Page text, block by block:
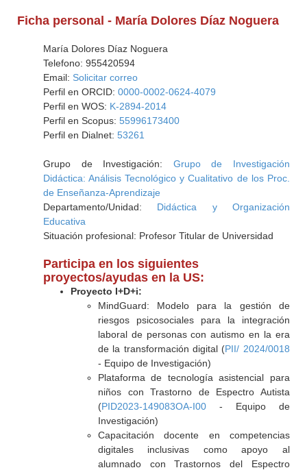
Ficha personal - María Dolores Díaz Noguera
María Dolores Díaz Noguera
Telefono: 955420594
Email: Solicitar correo
Perfil en ORCID: 0000-0002-0624-4079
Perfil en WOS: K-2894-2014
Perfil en Scopus: 55996173400
Perfil en Dialnet: 53261
Grupo de Investigación: Grupo de Investigación
Didáctica: Análisis Tecnológico y Cualitativo de los Proc.
de Enseñanza-Aprendizaje
Departamento/Unidad: Didáctica y Organización
Educativa
Situación profesional: Profesor Titular de Universidad
Participa en los siguientes
proyectos/ayudas en la US:
Proyecto I+D+i:
MindGuard: Modelo para la gestión de
riesgos psicosociales para la integración
laboral de personas con autismo en la era
de la transformación digital (PII/ 2024/0018
- Equipo de Investigación)
Plataforma de tecnología asistencial para
niños con Trastorno de Espectro Autista
(PID2023-149083OA-I00- Equipo de
Investigación)
Capacitación docente en competencias
digitales inclusivas como apoyo al
alumnado con Trastornos del Espectro